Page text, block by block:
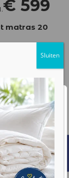
te
of inhoud
Door op
met ons
over hoe we
policy pagina .
€ 599
matras 20